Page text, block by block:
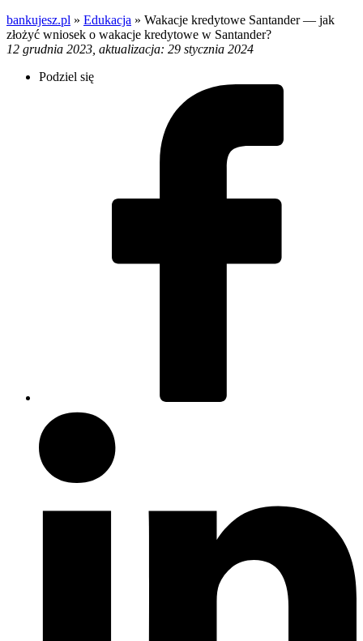
bankujesz.pl » Edukacja » Wakacje kredytowe Santander — jak
złożyć wniosek o wakacje kredytowe w Santander?
12 grudnia 2023, aktualizacja: 29 stycznia 2024
Podziel się